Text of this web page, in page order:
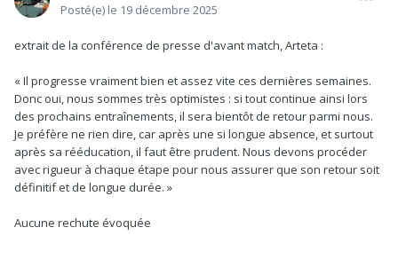
Posté(e) le 19 décembre 2025
extrait de la conférence de presse d'avant match, Arteta :
« Il progresse vraiment bien et assez vite ces dernières semaines.
Donc oui, nous sommes très optimistes : si tout continue ainsi lors
des prochains entraînements, il sera bientôt de retour parmi nous.
Je préfère ne rien dire, car après une si longue absence, et surtout
après sa rééducation, il faut être prudent. Nous devons procéder
avec rigueur à chaque étape pour nous assurer que son retour soit
définitif et de longue durée. »
Aucune rechute évoquée